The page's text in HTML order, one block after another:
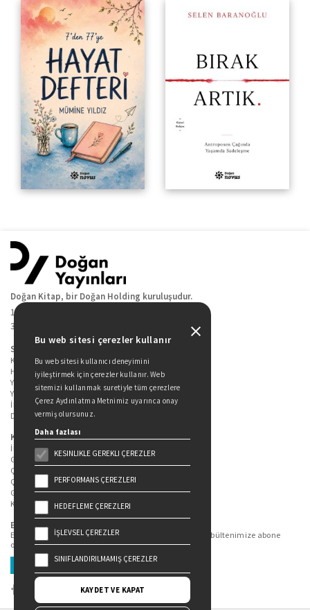
Doğan Kitap, bir Doğan Holding kuruluşudur.
19 Mayıs Cad. Golden Plaza No:1 Kat:10
34360 / Şişli / İstanbul
Sitede Yer Alan Sayfalar
Kitaplarımız
Hakkımızda
Yazarlarımız
Yazar Adayları İçin
İletişim
Duygu Asena Roman Ödülü
Kişisel Verilerin Korunması
İlgili Kişi Başvuru Formu
Genel Aydınlatma Metni
Çekiliş Aydınlatma Metni
Çerez Aydınlatma Metni
Gizlilik Politikası
Kullanım Şartları
Bizi Takip Edin...
En güncel kitap ve etkinliklerden haberdar olmak için bültenimize abone
olun.
Üye Ol
Bu web sitesi çerezler kullanır
Bu web sitesi kullanıcı deneyimini
iyileştirmek için çerezler kullanır. Web
sitemizi kullanmak suretiyle tüm çerezlere
Çerez Aydınlatma Metnimiz uyarınca onay
vermiş olursunuz.
Daha fazlası
KESINLIKLE GEREKLI ÇEREZLER
PERFORMANS ÇEREZLERI
HEDEFLEME ÇEREZLERI
İŞLEVSEL ÇEREZLER
SINIFLANDIRILMAMIŞ ÇEREZLER
KAYDET VE KAPAT